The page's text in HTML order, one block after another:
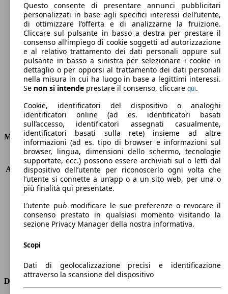
128 g/km
Emissioni di CO2 (combinato)*
Consumi
Motore e Prestazioni
KW (PS)
96 kW (131 PS)
Accelerazione (0-100 km/h)
10.9s
Velocità massima (km/h)
200 km/h
Numero di marce
8
Coppia
230 nm
Cilindrata
1199 ccm
Carburante
Benzina
Trasmissione
Dimensioni
Questo consente di presentare annunci pubblicitari
personalizzati in base agli specifici interessi dell’utente,
di ottimizzare l’offerta e di analizzarne la fruizione.
Cliccare sul pulsante in basso a destra per prestare il
consenso all’impiego di cookie soggetti ad autorizzazione
e al relativo trattamento dei dati personali oppure sul
pulsante in basso a sinistra per selezionare i cookie in
dettaglio o per opporsi al trattamento dei dati personali
nella misura in cui ha luogo in base a legittimi interessi.
Se non si intende prestare il consenso, cliccare qui.
Cookie, identificatori del dispositivo o analoghi
identificatori online (ad es. identificatori basati
sull’accesso, identificatori assegnati casualmente,
identificatori basati sulla rete) insieme ad altre
informazioni (ad es. tipo di browser e informazioni sul
browser, lingua, dimensioni dello schermo, tecnologie
supportate, ecc.) possono essere archiviati sul o letti dal
dispositivo dell’utente per riconoscerlo ogni volta che
l’utente si connette a un’app o a un sito web, per una o
più finalità qui presentate.
L’utente può modificare le sue preferenze o revocare il
consenso prestato in qualsiasi momento visitando la
sezione Privacy Manager della nostra informativa.
Scopi
Dati di geolocalizzazione precisi e identificazione
attraverso la scansione del dispositivo